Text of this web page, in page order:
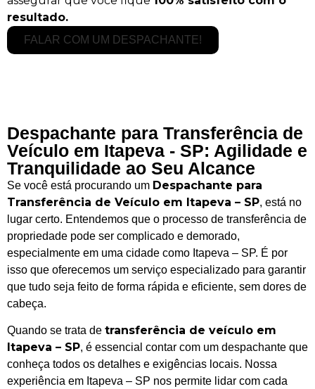
resultado.
FALAR COM UM DESPACHANTE!
Despachante para Transferência de
Veículo em Itapeva - SP: Agilidade e
Tranquilidade ao Seu Alcance
Se você está procurando um Despachante para
Transferência de Veículo em Itapeva – SP, está no
lugar certo. Entendemos que o processo de transferência de
propriedade pode ser complicado e demorado,
especialmente em uma cidade como Itapeva – SP. É por
isso que oferecemos um serviço especializado para garantir
que tudo seja feito de forma rápida e eficiente, sem dores de
cabeça.
Quando se trata de transferência de veículo em
Itapeva – SP, é essencial contar com um despachante que
conheça todos os detalhes e exigências locais. Nossa
experiência em Itapeva – SP nos permite lidar com cada